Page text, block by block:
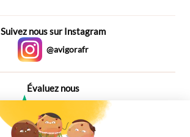
Suivez nous sur Instagram
@avigorafr
Évaluez nous
Plus de 650 Avis